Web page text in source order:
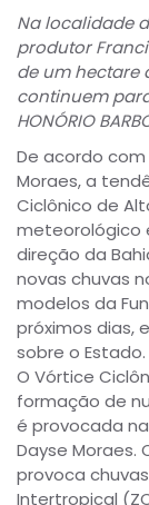
Na localidade
produtor
de um hectare
continuem
HONÓRIO
De acordo
Moraes, a
Ciclônico de
meteorológico
direção da
novas chuvas
modelos da
próximos dias,
sobre o Estado.
O Vórtice
formação de
é provocada
Dayse Moraes.
provoca
Intertropical